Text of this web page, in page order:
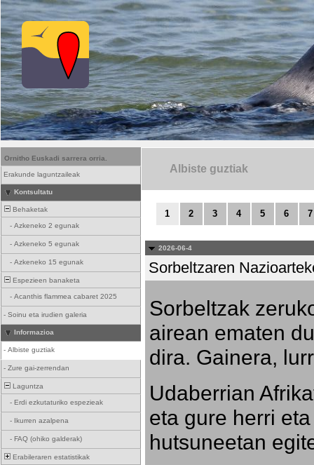
Ornitho Euskadi sarrera orria.
Erakunde laguntzaileak
Kontsultatu
Behaketak
- Azkeneko 2 egunak
- Azkeneko 5 egunak
- Azkeneko 15 egunak
Espezieen banaketa
- Acanthis flammea cabaret 2025
- Soinu eta irudien galeria
Informazioa
- Albiste guztiak
- Zure gai-zerrendan
Laguntza
- Erdi ezkutaturiko espezieak
- Ikurren azalpena
- FAQ (ohiko galderak)
Erabileraren estatistikak
Albiste guztiak
1 2 3 4 5 6 7
2026-06-4
Sorbeltzaren
Sorbeltzak
airean ematen
dira. Gainera,
Udaberrian
eta gure herri
hutsuneetan